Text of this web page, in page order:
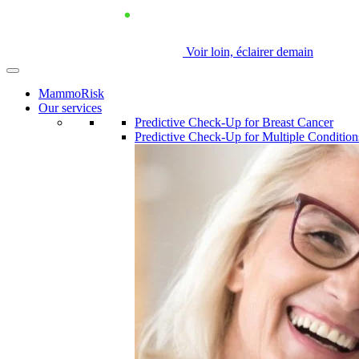
Voir loin, éclairer demain
MammoRisk
Our services
Predictive Check-Up for Breast Cancer
Predictive Check-Up for Multiple